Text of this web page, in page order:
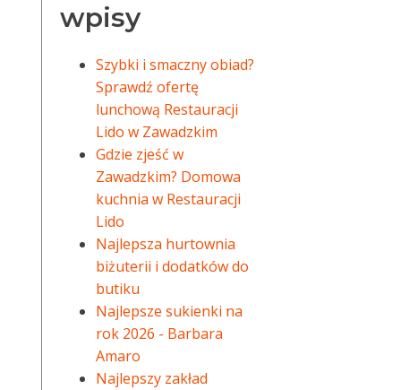
wpisy
Szybki i smaczny obiad?
Sprawdź ofertę
lunchową Restauracji
Lido w Zawadzkim
Gdzie zjeść w
Zawadzkim? Domowa
kuchnia w Restauracji
Lido
Najlepsza hurtownia
biżuterii i dodatków do
butiku
Najlepsze sukienki na
rok 2026 - Barbara
Amaro
Najlepszy zakład